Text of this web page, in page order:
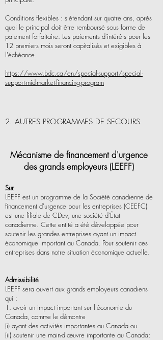
Conditions flexibles : s'étendant sur quatre ans, après
quoi le principal doit être remboursé sous forme de
paiement forfaitaire. Les paiements d'intérêts pour les
12 premiers mois seront capitalisés et exigibles à
l'échéance.
https://www.bdc.ca/en/special-support/special-
support-mid-market-financing-program
2. AUTRES PROGRAMMES DE SECOURS
Mécanisme de financement d'urgence
des grands employeurs (LEEFF)
Sur
LEEFF est un programme de la Société canadienne de
financement d'urgence pour les entreprises (CEEFC)
est une filiale de CDev, une société d'État
canadienne. Cette entité a été développée pour
soutenir les grandes entreprises ayant un impact
économique important au Canada. Pour soutenir ces
entreprises dans notre situation économique actuelle.
Admissibilité
LEEFF sera ouvert aux grands employeurs canadiens
qui :
1. avoir un impact important sur l'économie du
Canada, comme le démontre
(i) ayant des activités importantes au Canada ou
(ii) soutenir une main-d'œuvre importante au Canada;